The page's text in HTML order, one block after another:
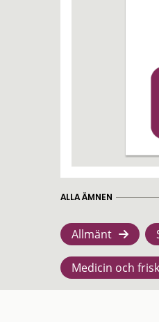
ALLA ÄMNEN
Allmänt
Medicin och